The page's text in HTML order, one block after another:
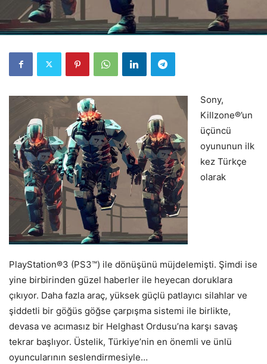
Sony,
Killzone®’un
üçüncü
oyununun ilk
kez Türkçe
olarak
PlayStation®3 (PS3™) ile dönüşünü müjdelemişti. Şimdi ise
yine birbirinden güzel haberler ile heyecan doruklara
çıkıyor. Daha fazla araç, yüksek güçlü patlayıcı silahlar ve
şiddetli bir göğüs göğse çarpışma sistemi ile birlikte,
devasa ve acımasız bir Helghast Ordusu’na karşı savaş
tekrar başlıyor. Üstelik, Türkiye’nin en önemli ve ünlü
oyuncularının seslendirmesiyle…